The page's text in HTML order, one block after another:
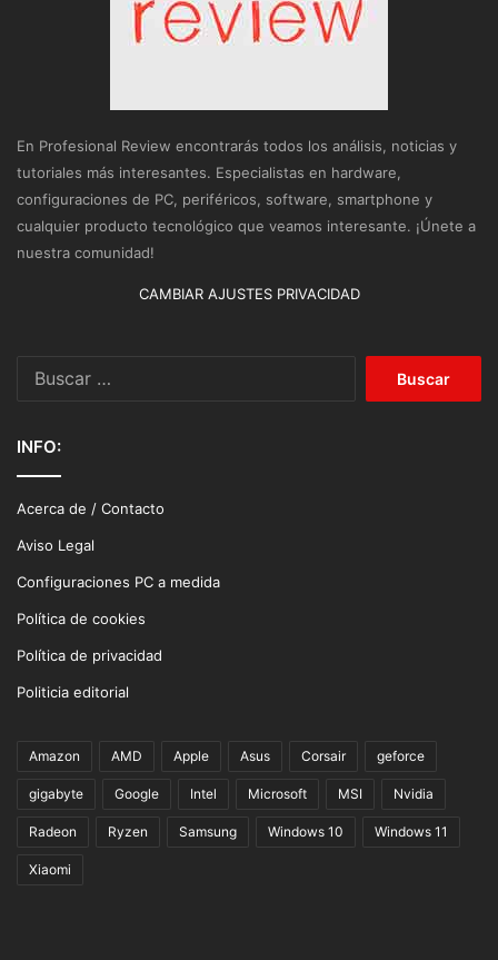
En Profesional Review encontrarás todos los análisis, noticias y
tutoriales más interesantes. Especialistas en hardware,
configuraciones de PC, periféricos, software, smartphone y
cualquier producto tecnológico que veamos interesante. ¡Únete a
nuestra comunidad!
CAMBIAR AJUSTES PRIVACIDAD
INFO:
Acerca de / Contacto
Aviso Legal
Configuraciones PC a medida
Política de cookies
Política de privacidad
Politicia editorial
Amazon AMD Apple Asus Corsair geforce
gigabyte Google Intel Microsoft MSI Nvidia
Radeon Ryzen Samsung Windows 10 Windows 11
Xiaomi